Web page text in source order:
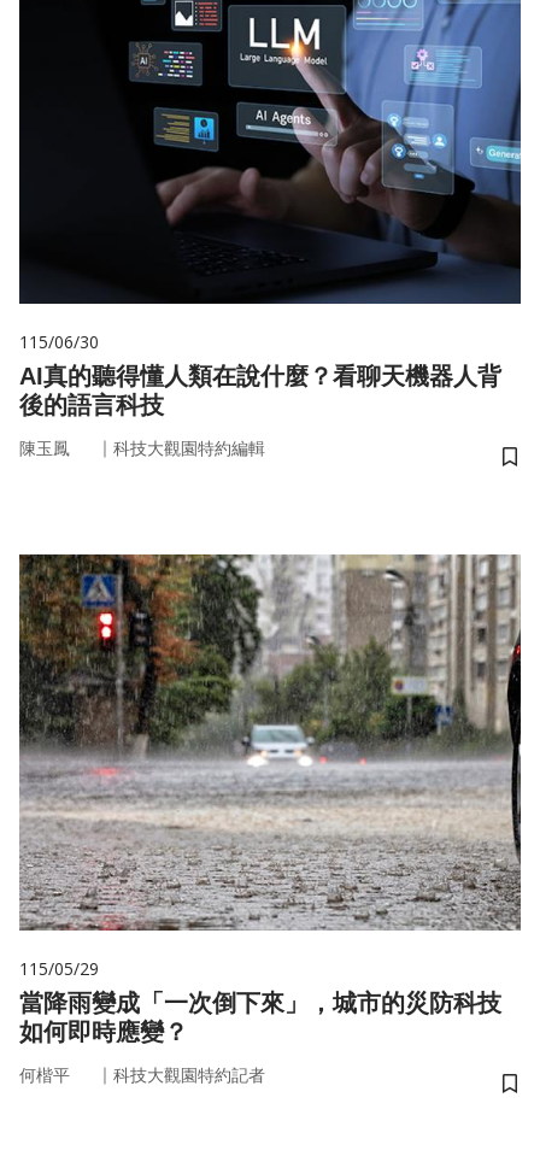
115/06/30
AI真的聽得懂人類在說什麼？看聊天機器人背
後的語言科技
陳玉鳳 ｜ 科技大觀園特約編輯
儲
115/05/29
當降雨變成「一次倒下來」，城市的災防科技
如何即時應變？
何楷平 ｜ 科技大觀園特約記者
儲